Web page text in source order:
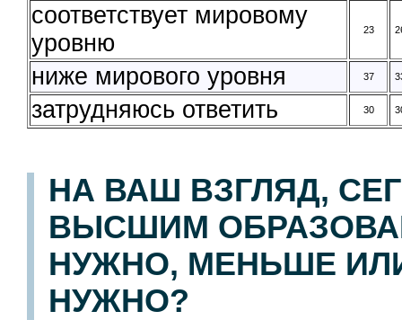
соответствует мировому
уровню
23
ниже мирового уровня 37
затрудняюсь ответить 30
НА ВАШ ВЗГЛЯД,
ВЫСШИМ
НУЖНО, МЕНЬШЕ
НУЖНО?